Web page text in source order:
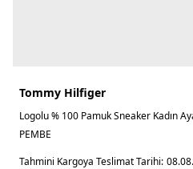
Tommy Hilfiger
Logolu % 100 Pamuk Sneaker Kadın
PEMBE
Tahmini Kargoya Teslimat Tarihi: